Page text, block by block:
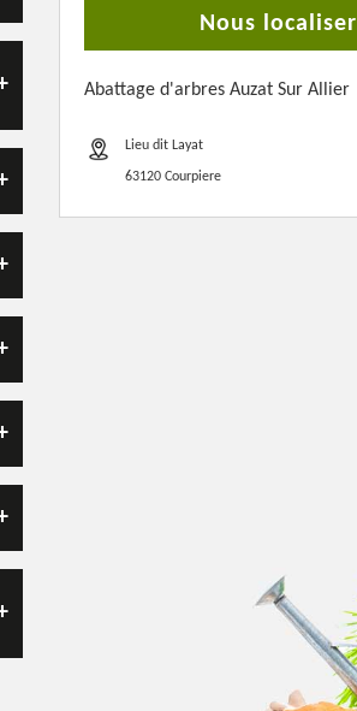
Nous localiser
Abattage d'arbres Auzat Sur Allier
Lieu dit Layat
63120 Courpiere